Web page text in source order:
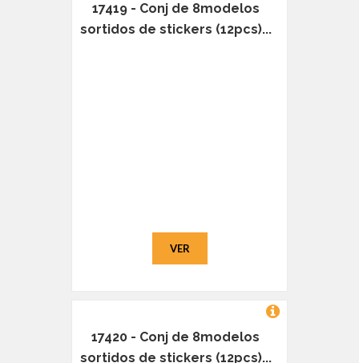
17419 - Conj de 8modelos
sortidos de stickers (12pcs)...
VER
17420 - Conj de 8modelos
sortidos de stickers (12pcs)...